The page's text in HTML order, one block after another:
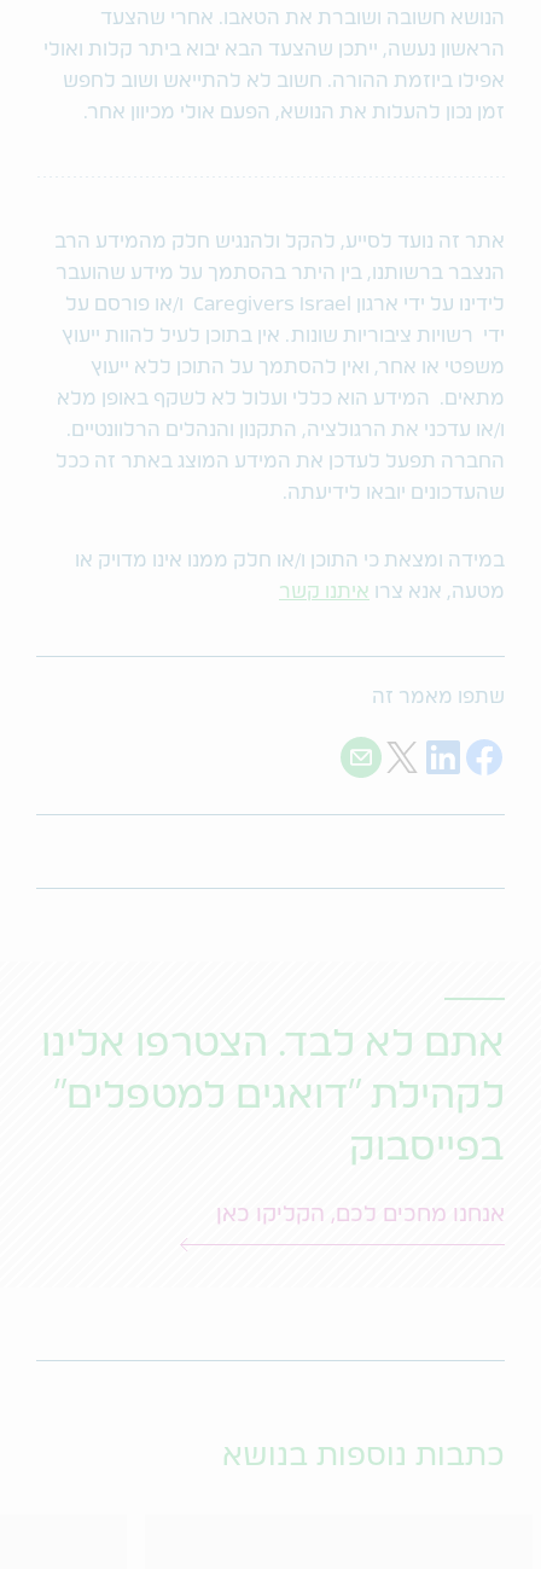
הנושא חשובה ושוברת את הטאבו. אחרי שהצעד
הראשון נעשה, ייתכן שהצעד הבא יבוא ביתר קלות ואולי
אפילו ביוזמת ההורה. חשוב לא להתייאש ושוב לחפש
זמן נכון להעלות את הנושא, הפעם אולי מכיוון אחר.
אתר זה נועד לסייע, להקל ולהנגיש חלק מהמידע הרב
הנצבר ברשותנו, בין היתר בהסתמך על מידע שהועבר
לידינו על ידי ארגון Caregivers Israel ו/או פורסם על
ידי רשויות ציבוריות שונות. אין בתוכן לעיל להוות ייעוץ
משפטי או אחר, ואין להסתמך על התוכן ללא ייעוץ
מתאים. המידע הוא כללי ועלול לא לשקף באופן מלא
ו/או עדכני את הרגולציה, התקנון והנהלים הרלוונטיים.
החברה תפעל לעדכן את המידע המוצג באתר זה ככל
שהעדכונים יובאו לידיעתה.
במידה ומצאת כי התוכן ו/או חלק ממנו אינו מדויק או
מטעה, אנא צרו איתנו קשר
שתפו מאמר זה
Share on Facebook
Share on LinkedIn
Share on Twitter
Share with E-mail
אתם לא לבד. הצטרפו אלינו
לקהילת "דואגים למטפלים"
בפייסבוק
אנחנו מחכים לכם, הקליקו כאן
כתבות נוספות בנושא